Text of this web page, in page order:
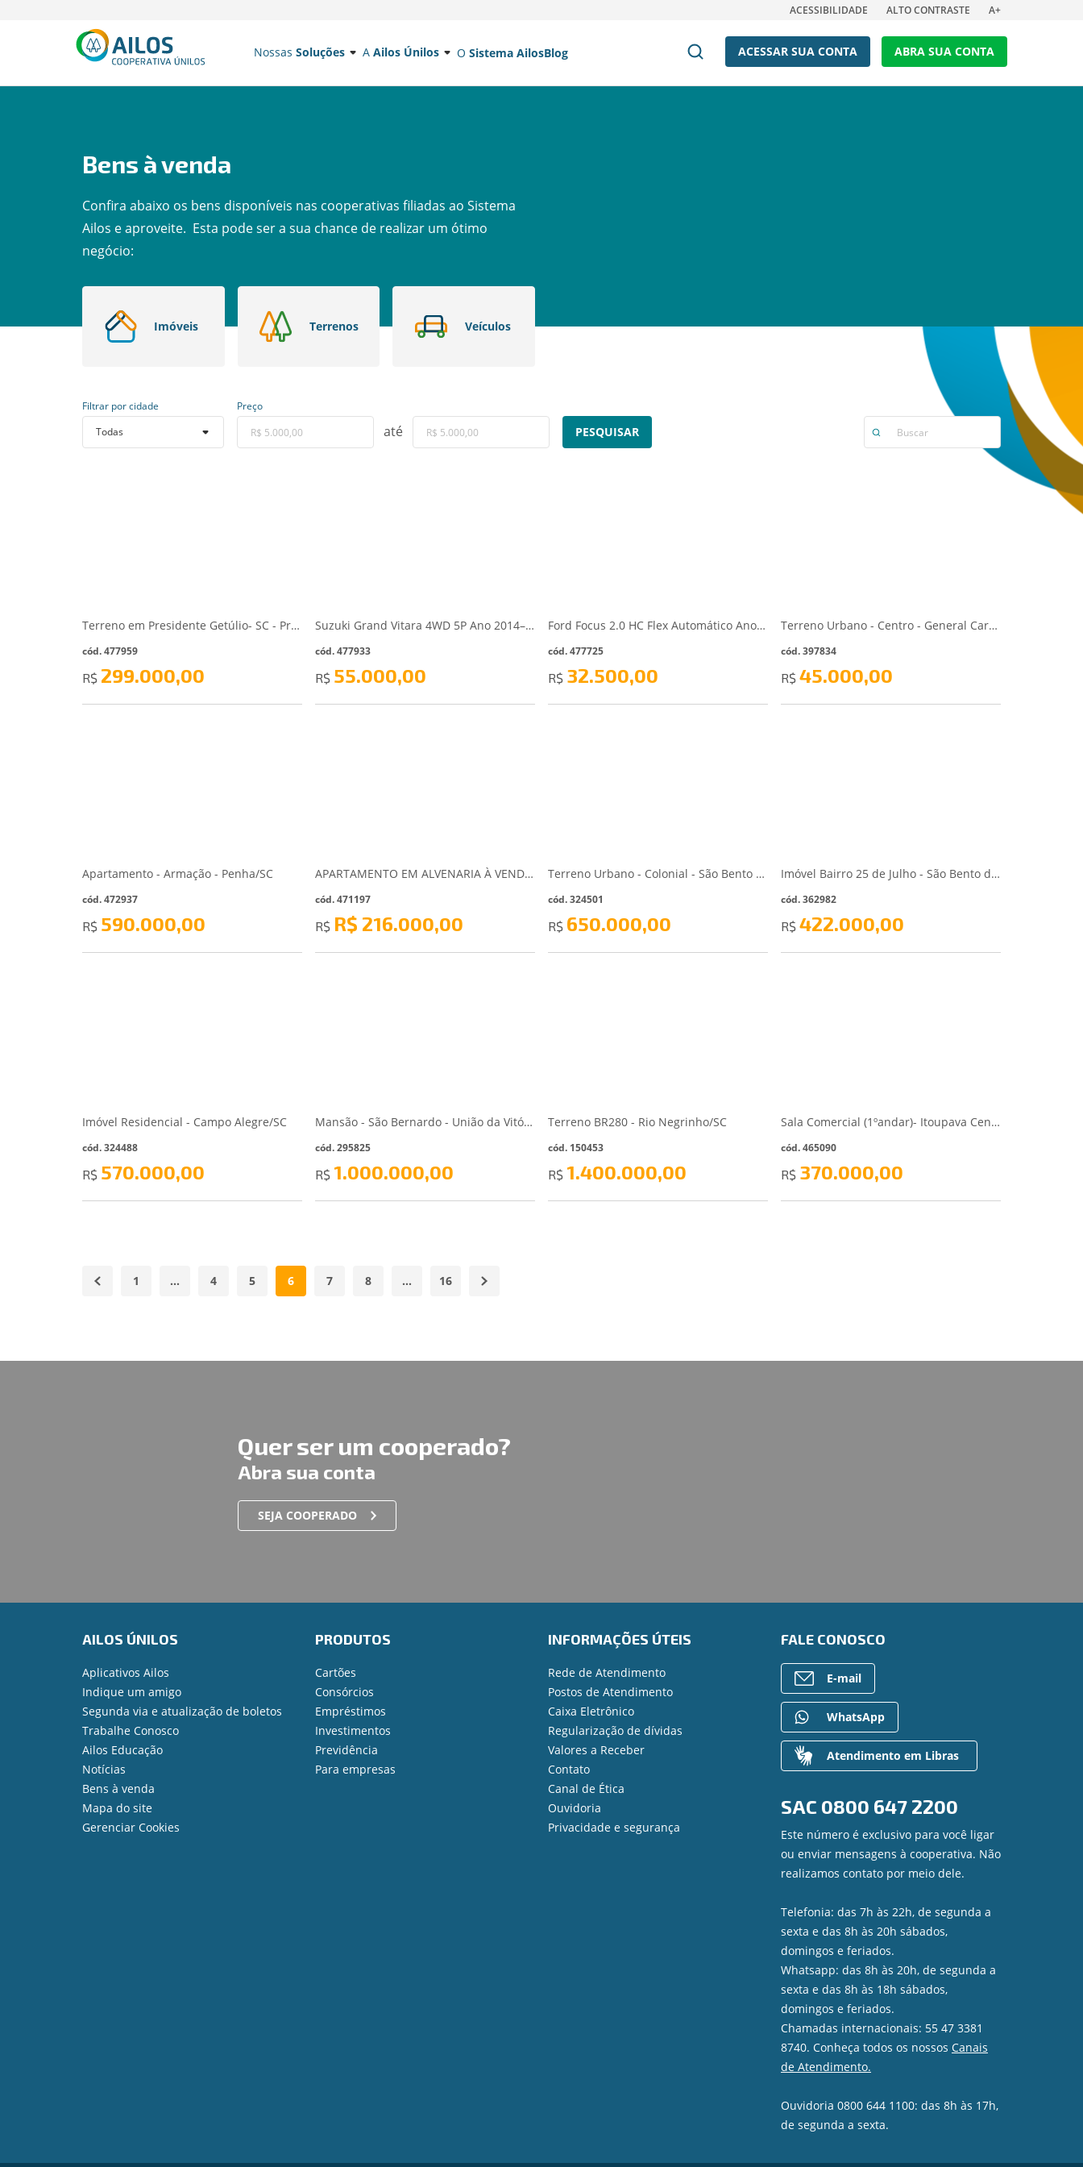
ACESSIBILIDADE ALTO CONTRASTE A+
Nossas Soluções A Ailos Únilos O Sistema AilosBlog ACESSAR SUA CONTA ABRA SUA CONTA
Bens à venda
Confira abaixo os bens disponíveis nas cooperativas filiadas ao Sistema
Ailos e aproveite. Esta pode ser a sua chance de realizar um ótimo
negócio:
Imóveis Terrenos Veículos
Filtrar por cidade Preço
até PESQUISAR
Terreno em Presidente Getúlio- SC - Presidente Getúlio/SC
cód. 477959
R$ 299.000,00
Suzuki Grand Vitara 4WD 5P Ano 2014– Prata - Ibirama/SC
cód. 477933
R$ 55.000,00
Ford Focus 2.0 HC Flex Automático Ano 2012 – Branco - Ibirama/SC
cód. 477725
R$ 32.500,00
Terreno Urbano - Centro - General Carneiro/PR
cód. 397834
R$ 45.000,00
Apartamento - Armação - Penha/SC
cód. 472937
R$ 590.000,00
APARTAMENTO EM ALVENARIA À VENDA – BAIRRO PROMORAR - LAGES/SC - Lages/SC
cód. 471197
R$ R$ 216.000,00
Terreno Urbano - Colonial - São Bento do Sul/SC
cód. 324501
R$ 650.000,00
Imóvel Bairro 25 de Julho - São Bento do Sul/SC - São Bento do Sul/SC
cód. 362982
R$ 422.000,00
Imóvel Residencial - Campo Alegre/SC
cód. 324488
R$ 570.000,00
Mansão - São Bernardo - União da Vitória/PR
cód. 295825
R$ 1.000.000,00
Terreno BR280 - Rio Negrinho/SC
cód. 150453
R$ 1.400.000,00
Sala Comercial (1ºandar)- Itoupava Central - Blumenau/SC
cód. 465090
R$ 370.000,00
1 … 4 5 6 7 8 … 16
Quer ser um cooperado?
Abra sua conta
SEJA COOPERADO
AILOS ÚNILOS
Aplicativos Ailos
Indique um amigo
Segunda via e atualização de boletos
Trabalhe Conosco
Ailos Educação
Notícias
Bens à venda
Mapa do site
Gerenciar Cookies
PRODUTOS
Cartões
Consórcios
Empréstimos
Investimentos
Previdência
Para empresas
INFORMAÇÕES ÚTEIS
Rede de Atendimento
Postos de Atendimento
Caixa Eletrônico
Regularização de dívidas
Valores a Receber
Contato
Canal de Ética
Ouvidoria
Privacidade e segurança
FALE CONOSCO
E-mail
WhatsApp
Atendimento em Libras
SAC 0800 647 2200
Este número é exclusivo para você ligar
ou enviar mensagens à cooperativa. Não
realizamos contato por meio dele.
Telefonia: das 7h às 22h, de segunda a
sexta e das 8h às 20h sábados,
domingos e feriados.
Whatsapp: das 8h às 20h, de segunda a
sexta e das 8h às 18h sábados,
domingos e feriados.
Chamadas internacionais: 55 47 3381
8740. Conheça todos os nossos Canais
de Atendimento.
Ouvidoria 0800 644 1100: das 8h às 17h,
de segunda a sexta.